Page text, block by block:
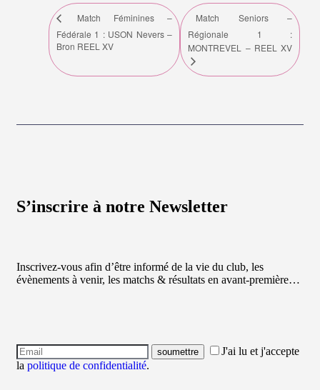
Match Féminines –
Fédérale 1 : USON Nevers –
Bron REEL XV
Match Seniors –
Régionale 1 :
MONTREVEL – REEL XV
S’inscrire à notre Newsletter
Inscrivez-vous afin d’être informé de la vie du club, les
évènements à venir, les matchs & résultats en avant-première…
J'ai lu et j'accepte
la politique de confidentialité.